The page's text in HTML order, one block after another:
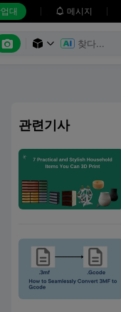
대  메시지
  
관련기사